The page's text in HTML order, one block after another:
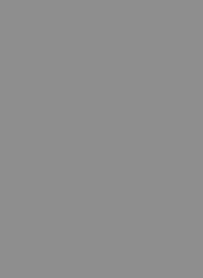
же проблемой — аромат
пару часов. Оказывается,
и в том, куда и как их
помогут сделать аромат
других
нескольких факторов:
температуры воздуха и даже
коже композиция
ноты могут буквально